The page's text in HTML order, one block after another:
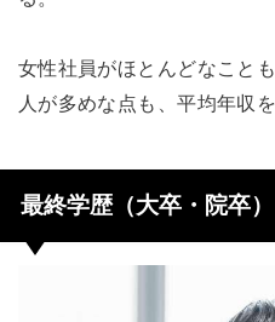
女性社員がほとんどなこと
人が多めな点も、平均年収
最終学歴（大卒・院卒